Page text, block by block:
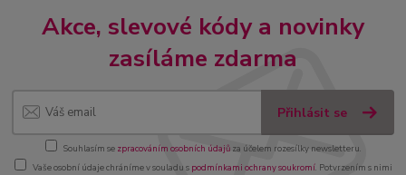
Akce, slevové kódy a novinky
zasíláme zdarma
Přihlásit se
Souhlasím se zpracováním osobních údajůza účelem rozesílky newsletteru.
Vaše osobní údaje chráníme v souladu s podmínkami ochrany soukromí. Potvrzením s nimi